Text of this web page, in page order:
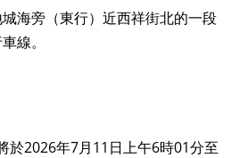
海旁（東行）近西祥街北的一段
線。
於2026年7月11日上午6時01分至